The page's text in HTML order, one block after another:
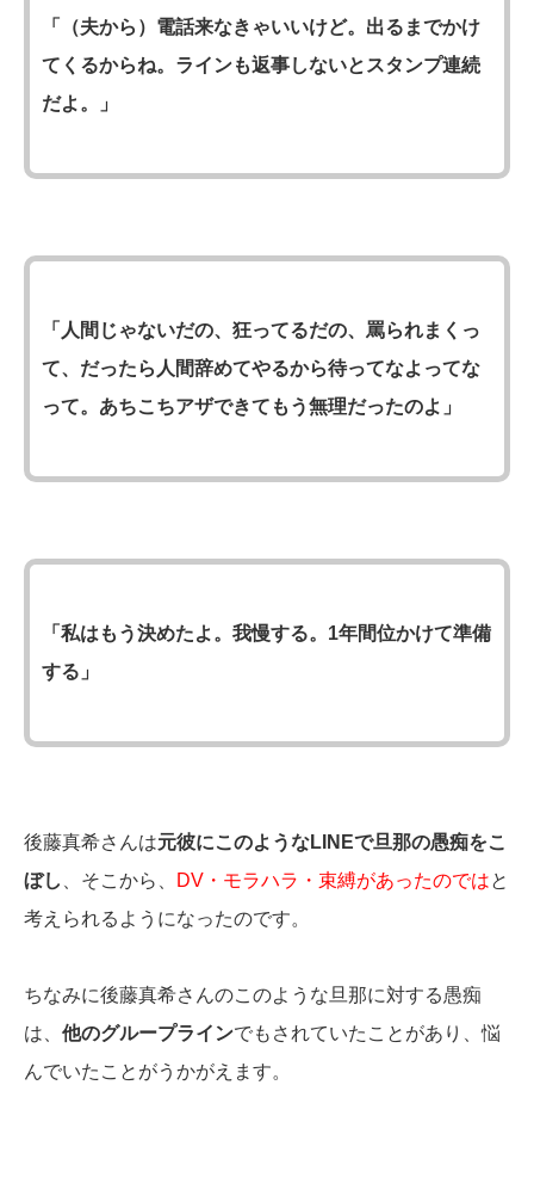
「（夫から）電話来なきゃいいけど。出るまでかけ
てくるからね。ラインも返事しないとスタンプ連続
だよ。」
「人間じゃないだの、狂ってるだの、罵られまくっ
て、だったら人間辞めてやるから待ってなよってな
って。あちこちアザできてもう無理だったのよ」
「私はもう決めたよ。我慢する。1年間位かけて準備
する」
後藤真希さんは元彼にこのようなLINEで旦那の愚痴をこ
ぼし
、そこから、 DV・モラハラ・束縛があったのではと
考えられるようになったのです。
ちなみに後藤真希さんのこのような旦那に対する愚痴
は、 他のグループラインでもされていたことがあり、悩
んでいたことがうかがえます。